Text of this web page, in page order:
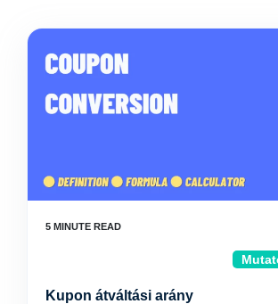
Kupon átváltási arány